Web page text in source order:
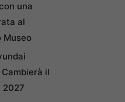
una
al
Museo
il
2027